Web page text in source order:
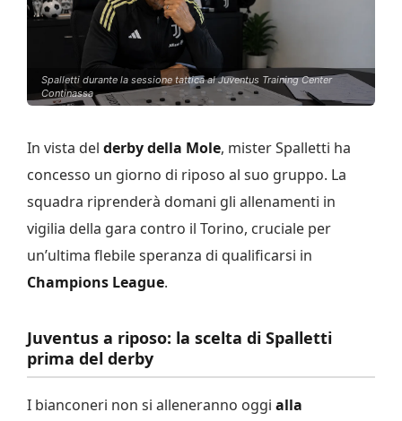
Spalletti durante la sessione tattica al Juventus Training Center
Continassa
In vista del derby della Mole, mister Spalletti ha
concesso un giorno di riposo al suo gruppo. La
squadra riprenderà domani gli allenamenti in
vigilia della gara contro il Torino, cruciale per
un’ultima flebile speranza di qualificarsi in
Champions League.
Juventus a riposo: la scelta di Spalletti
prima del derby
I bianconeri non si alleneranno oggi alla